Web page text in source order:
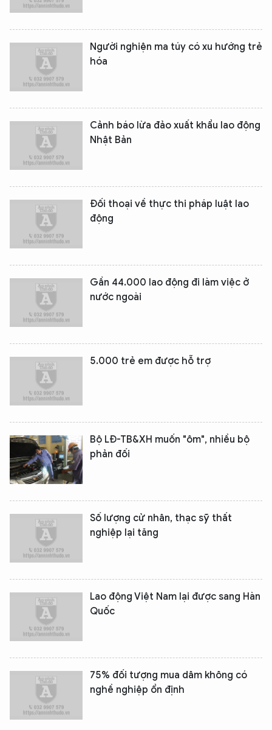
Người nghiện ma túy có xu hướng trẻ
hóa
Cảnh báo lừa đảo xuất khẩu lao động
Nhật Bản
Đối thoại về thực thi pháp luật lao
động
Gần 44.000 lao động đi làm việc ở
nước ngoài
5.000 trẻ em được hỗ trợ
Bộ LĐ-TB&XH muốn "ôm", nhiều bộ
phản đối
Số lượng cử nhân, thạc sỹ thất
nghiệp lại tăng
Lao động Việt Nam lại được sang Hàn
Quốc
75% đối tượng mua dâm không có
nghề nghiệp ổn định
XIN CHÀO,
TÔI LÀ CHATBOT CỦA
Hãy hỏi tôi bất kỳ điều gì bạn cần biết về
An Ninh Thủ Đô nhé. Tôi sẵn sàng hỗ trợ!